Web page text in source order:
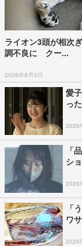
ライオン3頭が相次
調不良に クー...
2026年8月3日
愛
っ
2026
「
シ
2026
「
ワ
2026